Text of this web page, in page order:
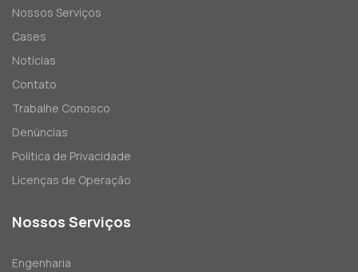
Nossos Serviços
Cases
Notícias
Contato
Trabalhe Conosco
Denúncias
Política de Privacidade
Licenças de Operação
Nossos Serviços
Engenharia